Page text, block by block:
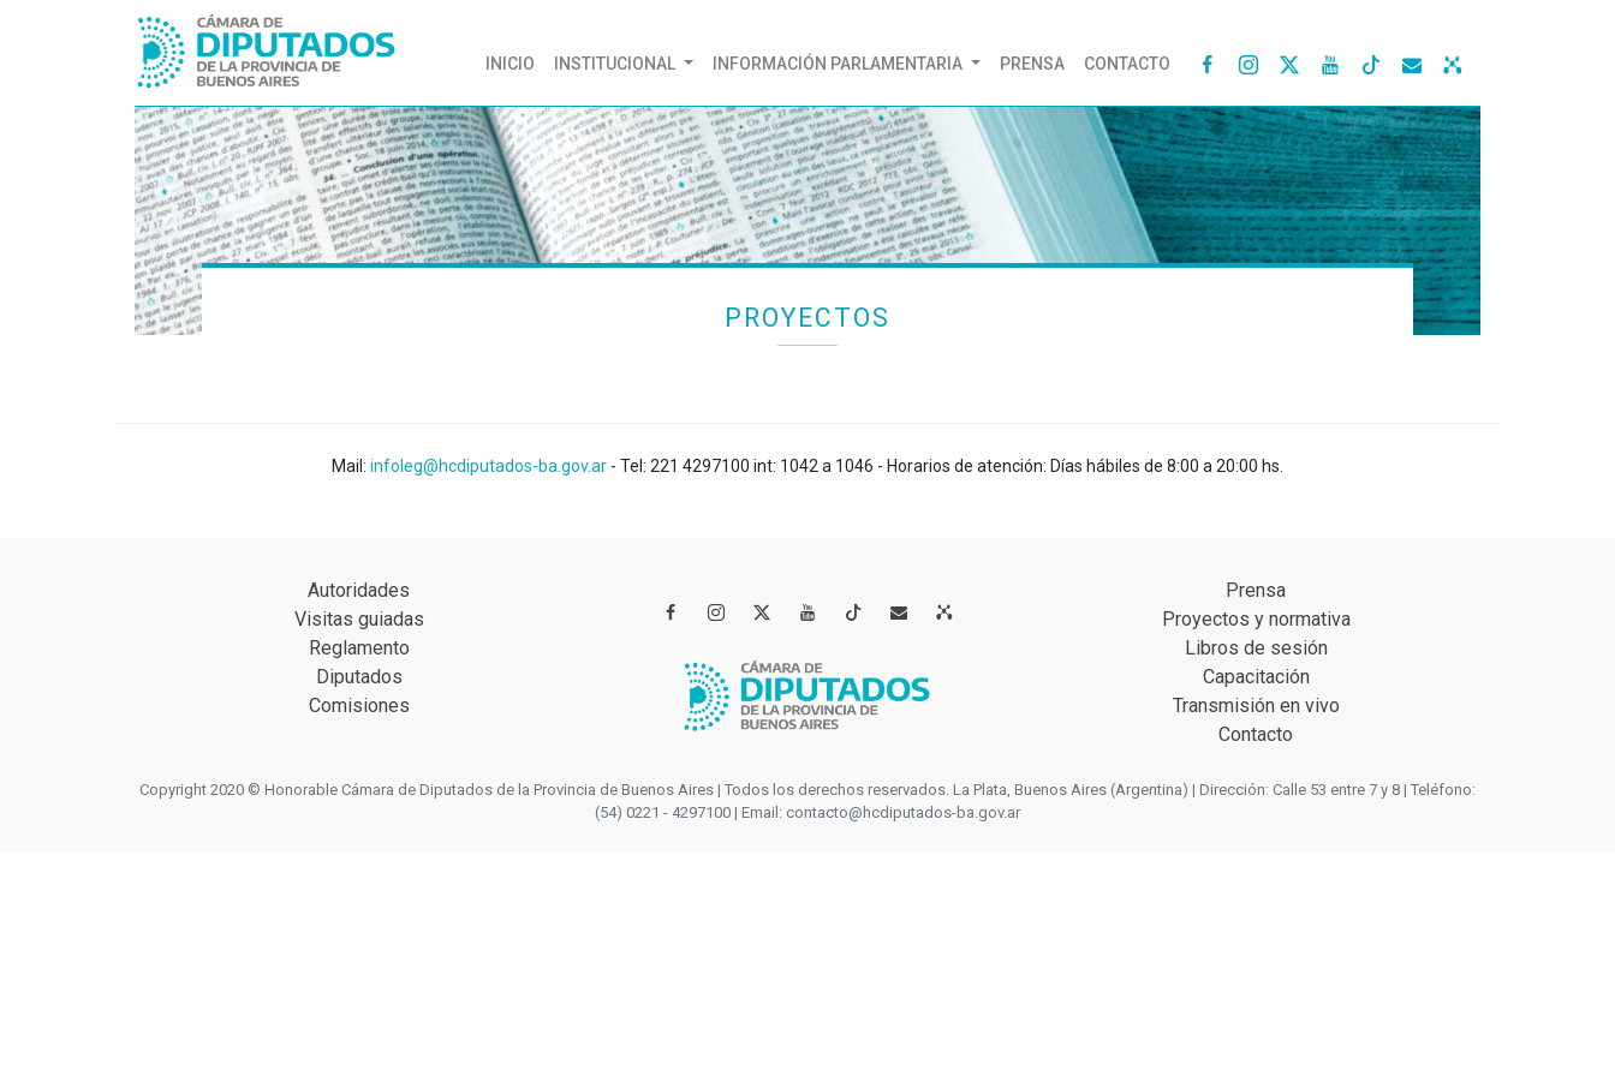
INICIO (CURRENT)
INSTITUCIONAL INFORMACIÓN PARLAMENTARIA PRENSA CONTACTO    
PROYECTOS
Mail: infoleg@hcdiputados-ba.gov.ar - Tel: 221 4297100 int: 1042 a 1046 - Horarios de atención: Días hábiles de 8:00 a 20:00 hs.
Autoridades
Visitas guiadas
Reglamento
Diputados
Comisiones
   
Prensa
Proyectos y normativa
Libros de sesión
Capacitación
Transmisión en vivo
Contacto
Copyright 2020 © Honorable Cámara de Diputados de la Provincia de Buenos Aires | Todos los derechos reservados. La Plata, Buenos Aires (Argentina) | Dirección: Calle 53 entre 7 y 8 | Teléfono:
(54) 0221 - 4297100 | Email: contacto@hcdiputados-ba.gov.ar